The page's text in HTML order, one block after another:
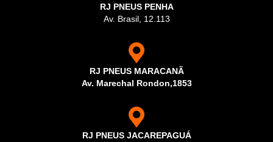
RJ PNEUS PENHA
Av. Brasil, 12.113
RJ PNEUS MARACANÃ
Av. Marechal Rondon,1853
RJ PNEUS JACAREPAGUÁ